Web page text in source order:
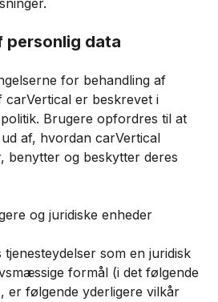
personlig data
for behandling af
er beskrevet i
Brugere opfordres til at
af, hvordan carVertical
benytter og beskytter deres
og juridiske enheder
som en juridisk
formål (i det følgende
er følgende yderligere vilkår